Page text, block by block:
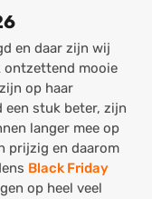
en daar zijn wij
ontzettend mooie
op haar
een stuk beter, zijn
langer mee op
prijzig en daarom
Black Friday
op heel veel